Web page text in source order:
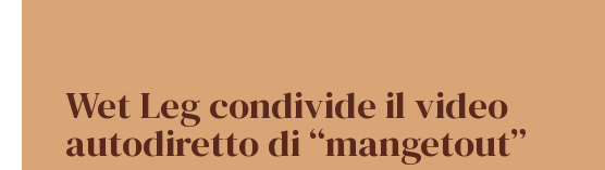
Wet Leg condivide il video
autodiretto di “mangetout”